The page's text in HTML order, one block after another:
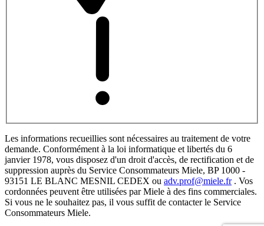
Les informations recueillies sont nécessaires au traitement de votre
demande. Conformément à la loi informatique et libertés du 6
janvier 1978, vous disposez d'un droit d'accès, de rectification et de
suppression auprès du Service Consommateurs Miele, BP 1000 -
93151 LE BLANC MESNIL CEDEX ou adv.prof@miele.fr. Vos
cordonnées peuvent être utilisées par Miele à des fins commerciales.
Si vous ne le souhaitez pas, il vous suffit de contacter le Service
Consommateurs Miele.